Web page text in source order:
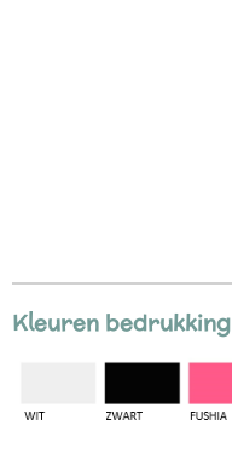
Kleuren bedrukking